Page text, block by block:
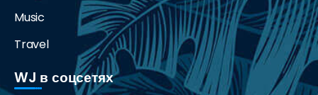
Music
Travel
WJ в соцсетях